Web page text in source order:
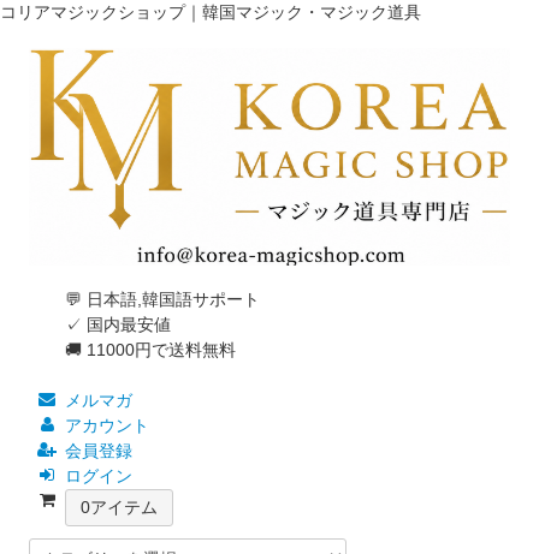
コリアマジックショップ｜韓国マジック・マジック道具
💬 日本語,韓国語サポート
✓ 国内最安値
🚚 11000円で送料無料
メルマガ
アカウント
会員登録
ログイン
0アイテム